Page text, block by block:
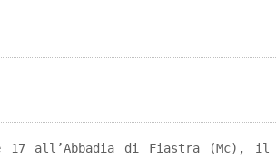
17 all’Abbadia di Fiastra (Mc), il